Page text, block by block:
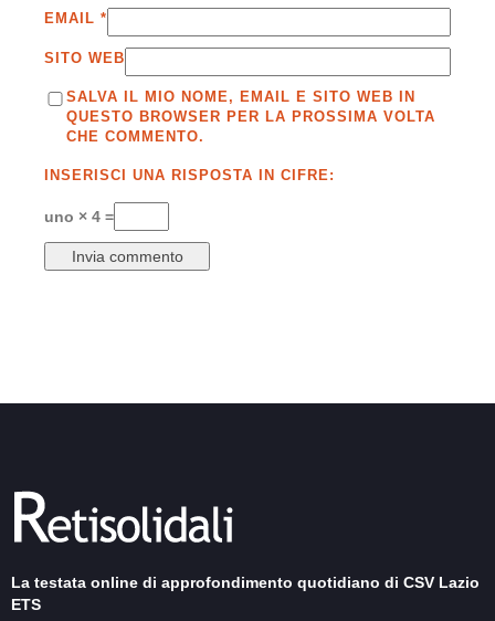
EMAIL *
SITO WEB
SALVA IL MIO NOME, EMAIL E SITO WEB IN
QUESTO BROWSER PER LA PROSSIMA VOLTA
CHE COMMENTO.
INSERISCI UNA RISPOSTA IN CIFRE:
uno × 4 =
La testata online di approfondimento quotidiano di CSV Lazio
ETS